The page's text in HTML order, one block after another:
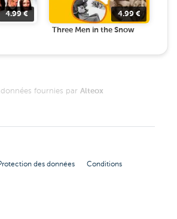
4.99€ 4.99€
Three Men in the Snow
fournies par Alteox
des données Conditions